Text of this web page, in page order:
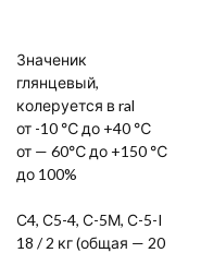
Значеник
глянцевый,
колеруется в ral
от -10 ℃ до +40 ℃
от — 60℃ до +150 ℃
до 100%
С4, С5-4, С-5М, С-5-I
18 / 2 кг (общая — 20